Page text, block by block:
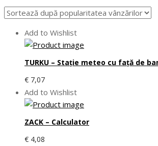
Add to Wishlist
TURKU – Stație meteo cu față de
€ 7,07
Add to Wishlist
ZACK – Calculator
€ 4,08